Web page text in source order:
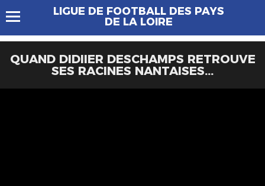
LIGUE DE FOOTBALL DES PAYS
DE LA LOIRE
QUAND DIDIIER DESCHAMPS RETROUVE
SES RACINES NANTAISES...